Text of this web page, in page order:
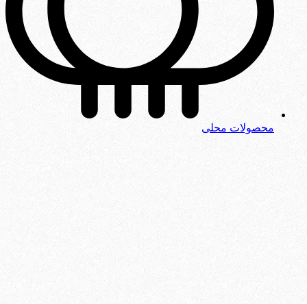
محصولات محلی